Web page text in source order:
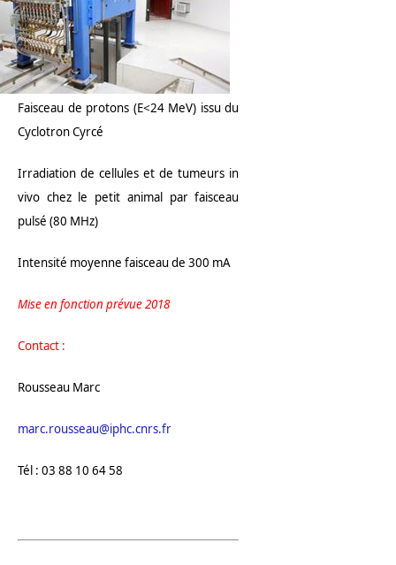
Faisceau de protons (E<24 MeV) issu du
Cyclotron Cyrcé
Irradiation de cellules et de tumeurs in
vivo chez le petit animal par faisceau
pulsé (80 MHz)
Intensité moyenne faisceau de 300 mA
Mise en fonction prévue 2018
Contact :
Rousseau Marc
marc.rousseau@iphc.cnrs.fr
Tél : 03 88 10 64 58